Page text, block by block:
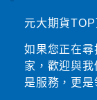
元大期貨
如果您正在
家，歡迎與
是服務，更是